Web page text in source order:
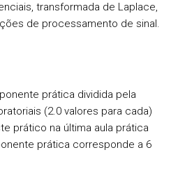
transformada de Laplace,
de processamento de sinal.
prática dividida pela
(2.0 valores para cada)
prático na última aula prática
prática corresponde a 6